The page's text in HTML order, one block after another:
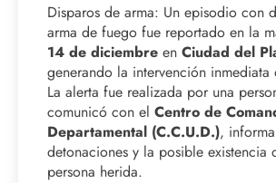
Disparos de arma: Un episodio con
arma de fuego fue reportado en la
14 de diciembre en Ciudad del
generando la intervención
La alerta fue realizada por una
comunicó con el Centro de
Departamental (C.C.U.D.),
detonaciones y la posible existencia
persona herida.